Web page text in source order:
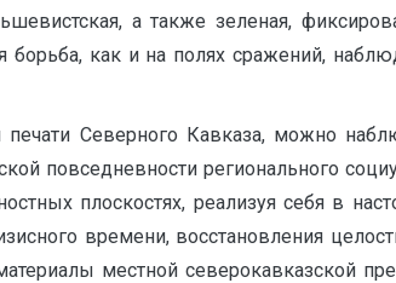
а также зеленая,
борьба, как и на полях сражений,
Северного Кавказа, можно
повседневности регионального
плоскостях, реализуя себя в
времени, восстановления
местной северокавказской